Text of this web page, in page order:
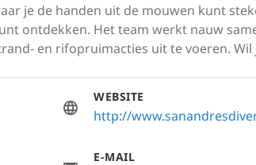
je de handen uit de mouwen kunt
ontdekken. Het team werkt nauw
en rifopruimacties uit te voeren. Wil
WEBSITE
http://
E-MAIL